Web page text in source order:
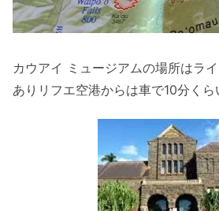
カウアイ ミュージアムの場所はラ
ありリフエ空港からは車で10分くら